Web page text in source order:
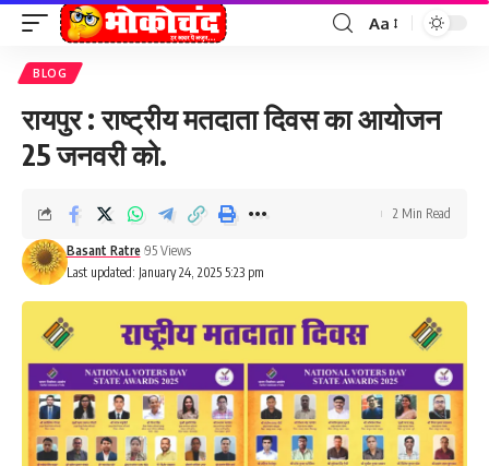
Font
Aa
BLOG
रायपुर : राष्ट्रीय मतदाता दिवस का आयोजन
25 जनवरी को.
Last updated: January 24, 2025 5:23 pm
Basant Ratre 95 Views
2 Min Read